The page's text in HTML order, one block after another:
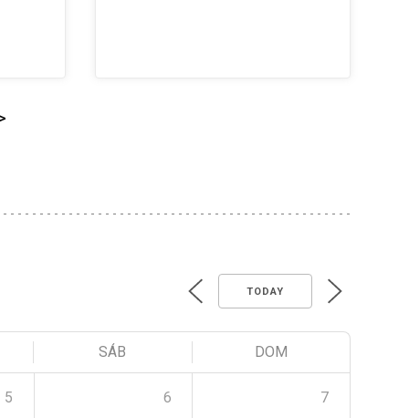
TODAY
SÁB DOM
5 6 7